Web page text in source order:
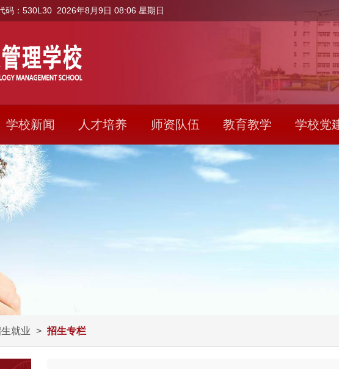
码：530L30 2026年8月9日 08:06 星期日
学校新闻 人才培养 师资队伍 教育教学 学校党
就业 > 招生专栏